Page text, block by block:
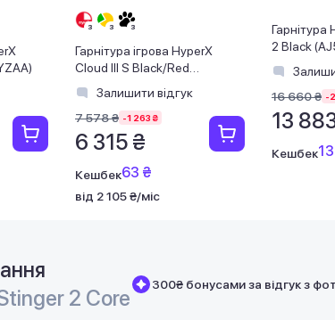
Гарнітура ігрова HyperX
Cloud III S Black/Red
(A59Z0AA)
Залишити відгук
7 578 ₴ -1 263 ₴
6 315 ₴
Кешбек63 ₴
від 2 105 ₴/міс
Гарнітура
2 Black
16 660 ₴ -
13
Кешбек
2 Core
300₴ бонусами за відгук з